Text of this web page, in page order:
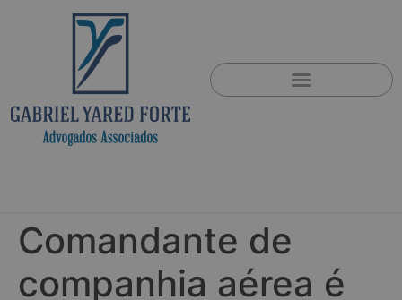
Comandante de
companhia aérea é